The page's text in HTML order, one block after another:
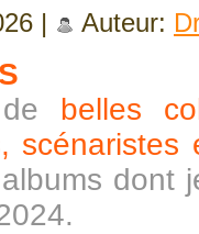
| Auteur:
belles
scénaristes
dont